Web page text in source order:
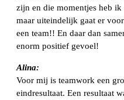
zijn en die momentjes heb
maar uiteindelijk gaat er
een team!! En daar dan
enorm positief gevoel!
Alina:
Voor mij is teamwork een
eindresultaat. Een resultaat